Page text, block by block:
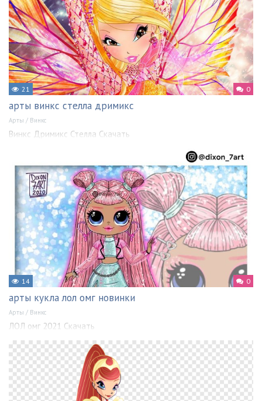
21 0
арты винкс стелла дримикс
Арты / Винкс
Винкс Дримикс Стелла Скачать
14 0
арты кукла лол омг новинки
Арты / Винкс
ЛОЛ омг 2021 Скачать